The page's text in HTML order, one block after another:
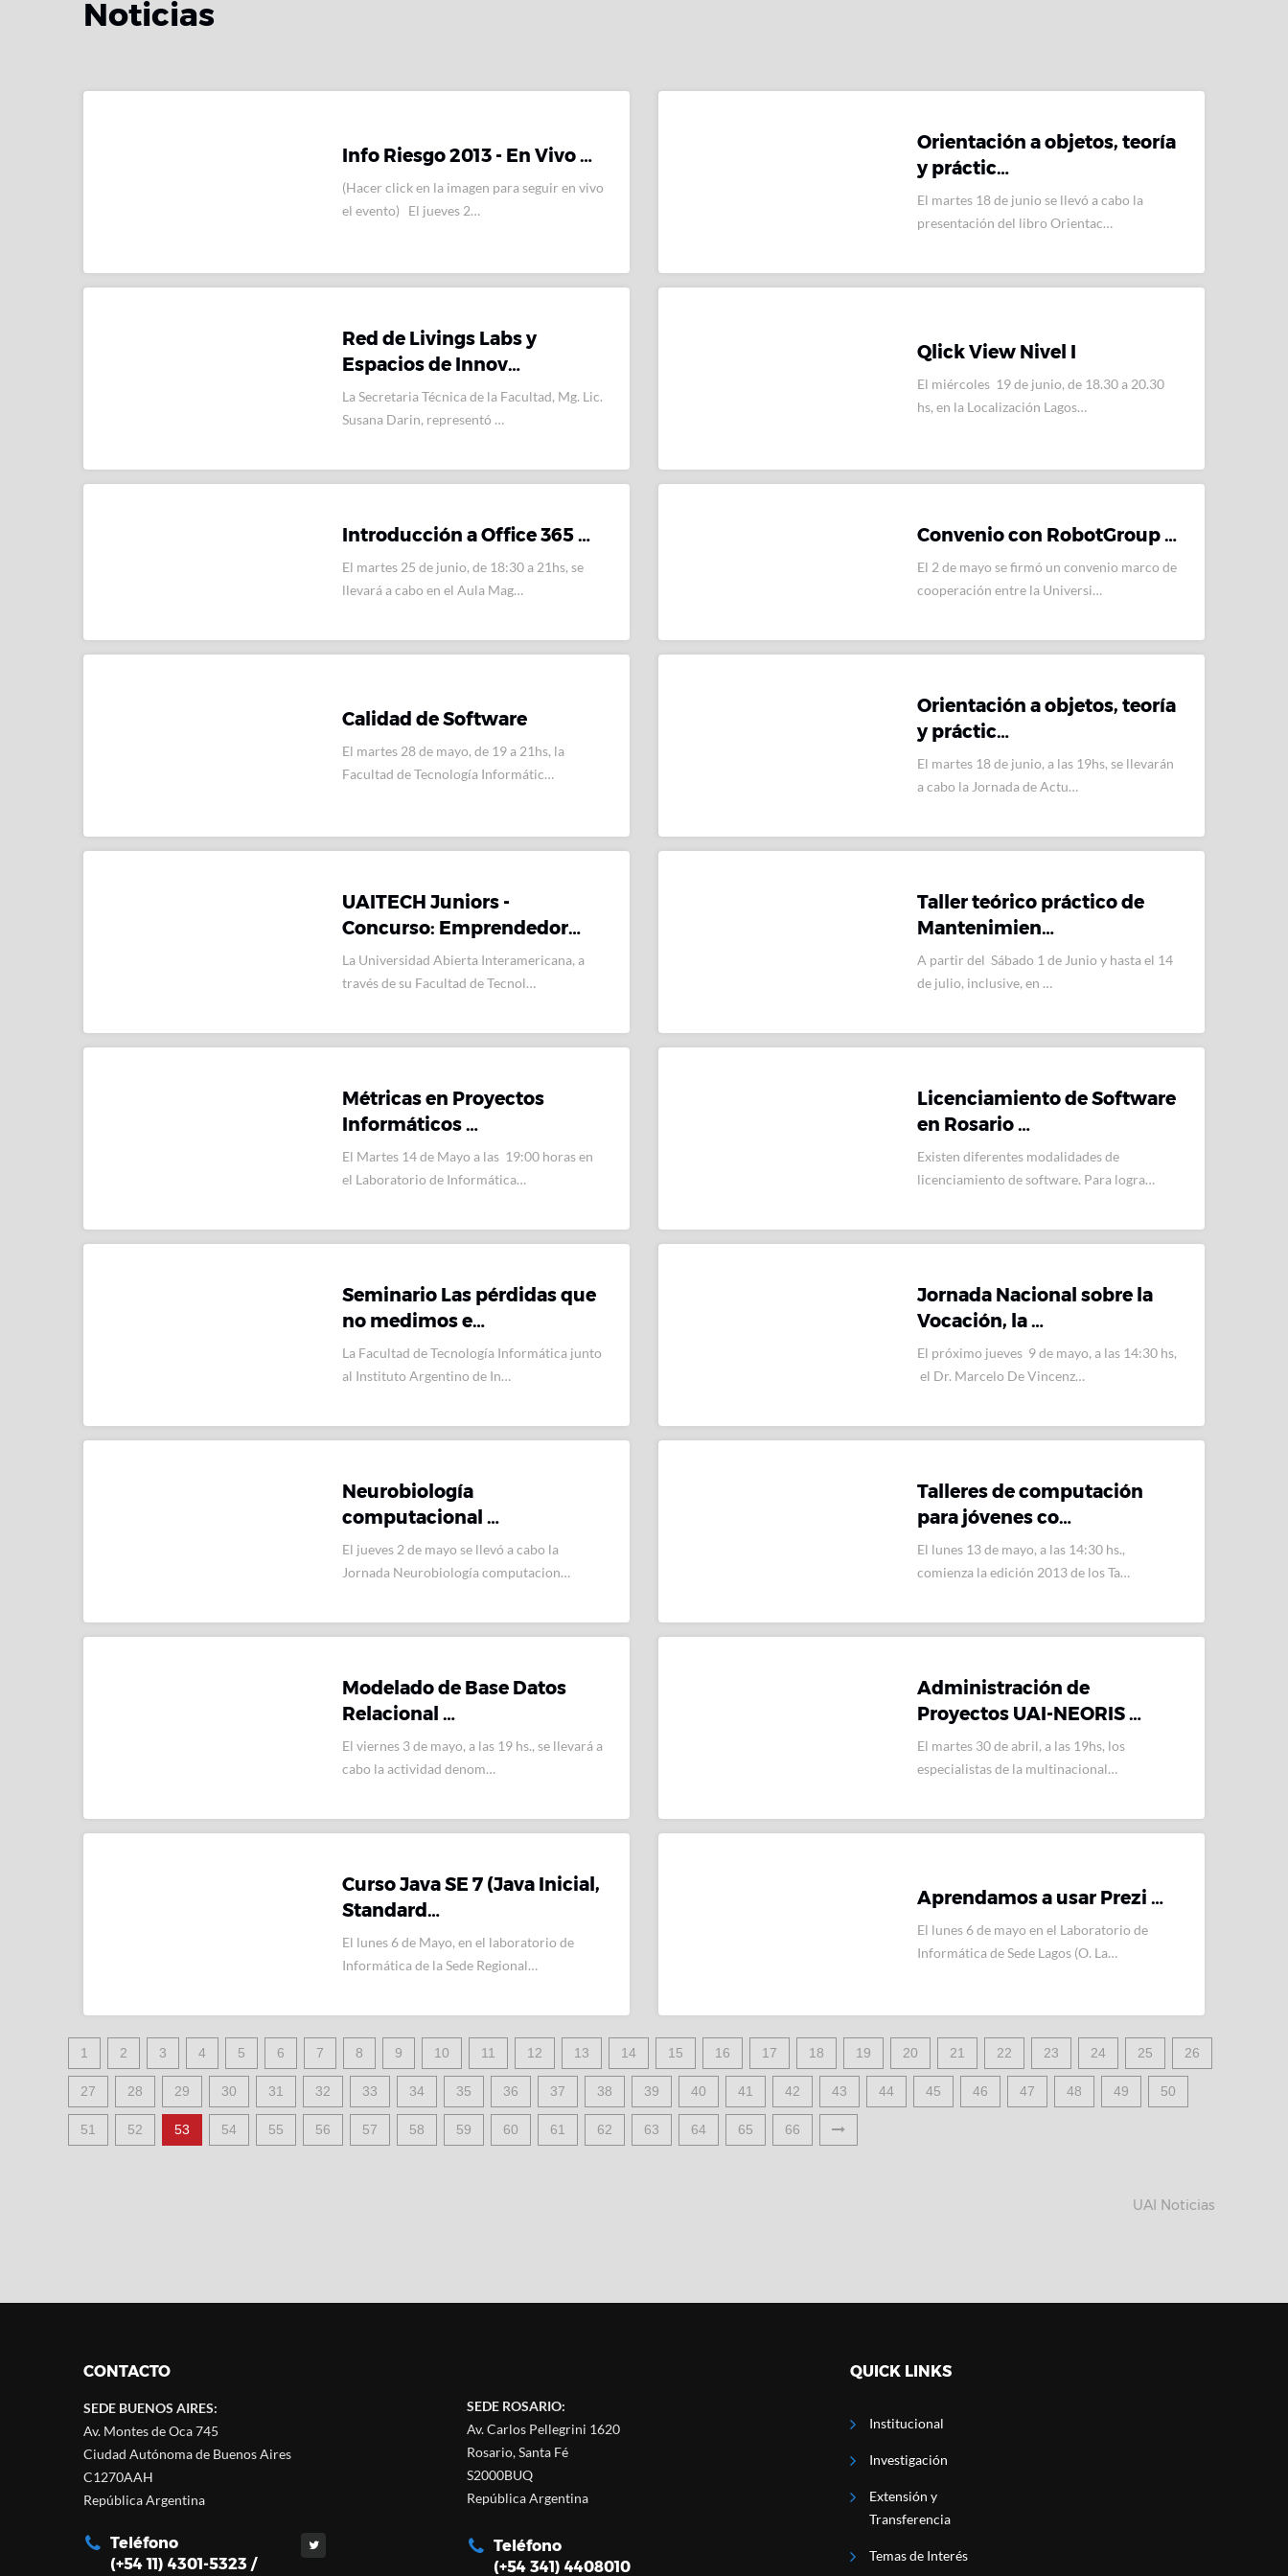
Noticias
Info Riesgo 2013 - En Vivo …
(Hacer click en la imagen para seguir en vivo
el evento) El jueves 2…
Orientación a objetos, teoría
y práctic…
El martes 18 de junio se llevó a cabo la
presentación del libro Orientac…
Red de Livings Labs y
Espacios de Innov…
La Secretaria Técnica de la Facultad, Mg. Lic.
Susana Darin, representó …
Qlick View Nivel I
El miércoles 19 de junio, de 18.30 a 20.30
hs, en la Localización Lagos…
Introducción a Office 365 …
El martes 25 de junio, de 18:30 a 21hs, se
llevará a cabo en el Aula Mag…
Convenio con RobotGroup …
El 2 de mayo se firmó un convenio marco de
cooperación entre la Universi…
Calidad de Software
El martes 28 de mayo, de 19 a 21hs, la
Facultad de Tecnología Informátic…
Orientación a objetos, teoría
y práctic…
El martes 18 de junio, a las 19hs, se llevarán
a cabo la Jornada de Actu…
UAITECH Juniors -
Concurso: Emprendedor…
La Universidad Abierta Interamericana, a
través de su Facultad de Tecnol…
Taller teórico práctico de
Mantenimien…
A partir del Sábado 1 de Junio y hasta el 14
de julio, inclusive, en …
Métricas en Proyectos
Informáticos …
El Martes 14 de Mayo a las 19:00 horas en
el Laboratorio de Informática…
Licenciamiento de Software
en Rosario …
Existen diferentes modalidades de
licenciamiento de software. Para logra…
Seminario Las pérdidas que
no medimos e…
La Facultad de Tecnología Informática junto
al Instituto Argentino de In…
Jornada Nacional sobre la
Vocación, la …
El próximo jueves 9 de mayo, a las 14:30 hs,
el Dr. Marcelo De Vincenz…
Neurobiología
computacional …
El jueves 2 de mayo se llevó a cabo la
Jornada Neurobiología computacion…
Talleres de computación
para jóvenes co…
El lunes 13 de mayo, a las 14:30 hs.,
comienza la edición 2013 de los Ta…
Modelado de Base Datos
Relacional …
El viernes 3 de mayo, a las 19 hs., se llevará a
cabo la actividad denom…
Administración de
Proyectos UAI-NEORIS …
El martes 30 de abril, a las 19hs, los
especialistas de la multinacional…
Curso Java SE 7 (Java Inicial,
Standard…
El lunes 6 de Mayo, en el laboratorio de
Informática de la Sede Regional…
Aprendamos a usar Prezi …
El lunes 6 de mayo en el Laboratorio de
Informática de Sede Lagos (O. La…
1 2 3 4 5 6 7 8 9 10 11 12 13 14 15 16 17 18 19 20 21 22 23 24 25 26
27 28 29 30 31 32 33 34 35 36 37 38 39 40 41 42 43 44 45 46 47 48 49 50
51 52 53 54 55 56 57 58 59 60 61 62 63 64 65 66
UAI Noticias
CONTACTO
SEDE BUENOS AIRES:
Av. Montes de Oca 745
Ciudad Autónoma de Buenos Aires
C1270AAH
República Argentina
Teléfono
(+54 11) 4301-5323 /
SEDE ROSARIO:
Av. Carlos Pellegrini 1620
Rosario, Santa Fé
S2000BUQ
República Argentina
Teléfono
(+54 341) 4408010
QUICK LINKS
Institucional
Investigación
Extensión y
Transferencia
Temas de Interés